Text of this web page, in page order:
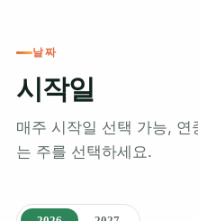
날짜
시작일
매주 시작일 선택 가능,
는 주를 선택하세요.